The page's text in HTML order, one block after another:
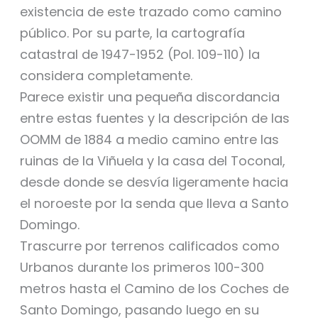
existencia de este trazado como camino
público. Por su parte, la cartografía
catastral de 1947-1952 (Pol. 109-110) la
considera completamente.
Parece existir una pequeña discordancia
entre estas fuentes y la descripción de las
OOMM de 1884 a medio camino entre las
ruinas de la Viñuela y la casa del Toconal,
desde donde se desvía ligeramente hacia
el noroeste por la senda que lleva a Santo
Domingo.
Trascurre por terrenos calificados como
Urbanos durante los primeros 100-300
metros hasta el Camino de los Coches de
Santo Domingo, pasando luego en su